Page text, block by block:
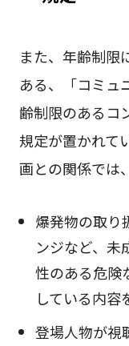
また、年齢制限
ある、「コミュ
齢制限のあるコ
規定が置かれて
画との関係では、
爆発物の取り
ンジなど、未
性のある危険
している内容
登場人物が視